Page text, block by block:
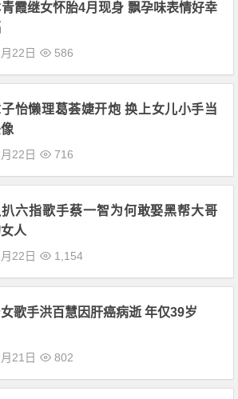
霞继女怀胎4月现身 飘孕味表情好幸
22日 586
怡懒理葛荟婕开炮 换上女儿小手当
22日 716
六指歌手蔡一智为何敢娶黑帮大哥
人
22日 1,154
歌手洪百慧因肝癌病逝 年仅39岁
21日 802